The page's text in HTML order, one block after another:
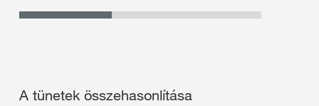
által leginkább
A tünetek összehasonlítása